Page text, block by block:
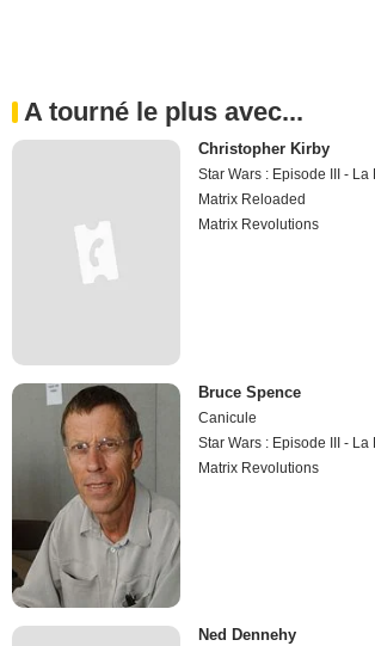
A tourné le plus avec...
Christopher Kirby
Star Wars : Episode III -
Matrix Reloaded
Matrix Revolutions
Bruce Spence
Canicule
Star Wars : Episode III -
Matrix Revolutions
Ned Dennehy